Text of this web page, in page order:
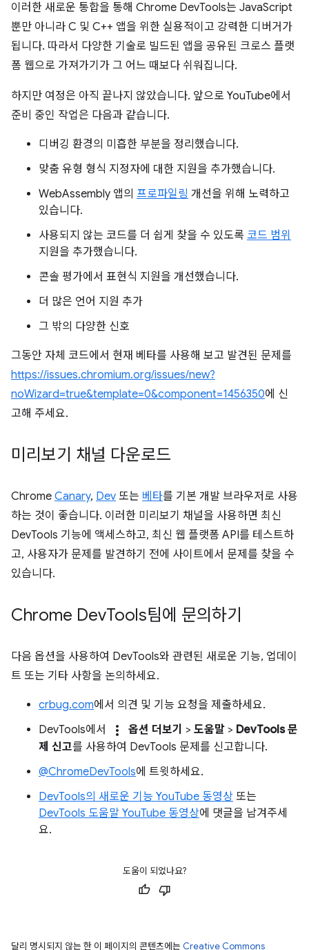
이러한 새로운 통합을 통해 Chrome DevTools는 JavaScript
뿐만 아니라 C 및 C++ 앱을 위한 실용적이고 강력한 디버거가
됩니다. 따라서 다양한 기술로 빌드된 앱을 공유된 크로스 플랫
폼 웹으로 가져가기가 그 어느 때보다 쉬워집니다.
하지만 여정은 아직 끝나지 않았습니다. 앞으로 YouTube에서
준비 중인 작업은 다음과 같습니다.
디버깅 환경의 미흡한 부분을 정리했습니다.
맞춤 유형 형식 지정자에 대한 지원을 추가했습니다.
WebAssembly 앱의 프로파일링 개선을 위해 노력하고
있습니다.
사용되지 않는 코드를 더 쉽게 찾을 수 있도록 코드 범위
지원을 추가했습니다.
콘솔 평가에서 표현식 지원을 개선했습니다.
더 많은 언어 지원 추가
그 밖의 다양한 신호
그동안 자체 코드에서 현재 베타를 사용해 보고 발견된 문제를
https://issues.chromium.org/issues/new?
noWizard=true&template=0&component=1456350에 신
고해 주세요.
미리보기 채널 다운로드
Chrome Canary, Dev 또는 베타를 기본 개발 브라우저로 사용
하는 것이 좋습니다. 이러한 미리보기 채널을 사용하면 최신
DevTools 기능에 액세스하고, 최신 웹 플랫폼 API를 테스트하
고, 사용자가 문제를 발견하기 전에 사이트에서 문제를 찾을 수
있습니다.
Chrome DevTools팀에 문의하기
다음 옵션을 사용하여 DevTools와 관련된 새로운 기능, 업데이
트 또는 기타 사항을 논의하세요.
crbug.com에서 의견 및 기능 요청을 제출하세요.
DevTools에서
more_vert 옵션 더보기 > 도움말 > DevTools 문
제 신고를 사용하여 DevTools 문제를 신고합니다.
@ChromeDevTools에 트윗하세요.
DevTools의 새로운 기능 YouTube 동영상 또는
DevTools 도움말 YouTube 동영상에 댓글을 남겨주세
요.
도움이 되었나요?
달리 명시되지 않는 한 이 페이지의 콘텐츠에는 Creative Commons